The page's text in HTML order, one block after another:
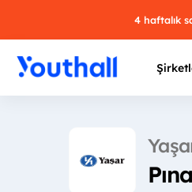
4 haftalık